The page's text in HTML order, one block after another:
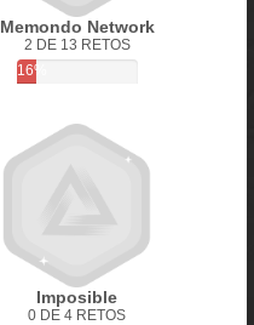
Memondo Network
2 DE 13 RETOS
16%
Imposible
0 DE 4 RETOS